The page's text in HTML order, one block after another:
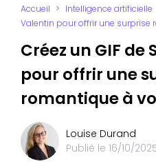
Accueil > Intelligence artificielle
Valentin pour offrir une surprise
Créez un GIF
pour offrir une
romantique à
Louise Durand
Publié le 16/10/